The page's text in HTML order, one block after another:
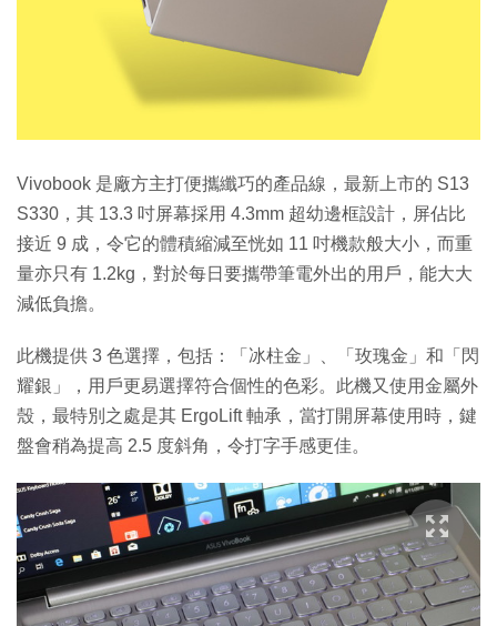
Vivobook 是廠方主打便攜纖巧的產品線，最新上市的 S13
S330，其 13.3 吋屏幕採用 4.3mm 超幼邊框設計，屏佔比
接近 9 成，令它的體積縮減至恍如 11 吋機款般大小，而重
量亦只有 1.2kg，對於每日要攜帶筆電外出的用戶，能大大
減低負擔。
此機提供 3 色選擇，包括：「冰柱金」、「玫瑰金」和「閃
耀銀」，用戶更易選擇符合個性的色彩。此機又使用金屬外
殼，最特別之處是其 ErgoLift 軸承，當打開屏幕使用時，鍵
盤會稍為提高 2.5 度斜角，令打字手感更佳。